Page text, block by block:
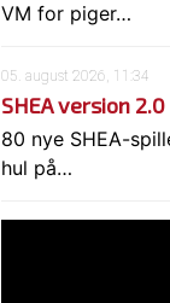
VM for piger…
05. august 2026, 11:34
SHEA version
80 nye SHEA-
hul på…